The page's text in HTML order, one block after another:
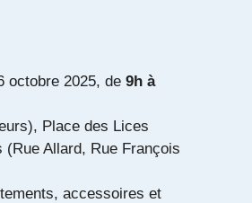
octobre 2025, de 9h à
Place des Lices
Allard, Rue François
accessoires et